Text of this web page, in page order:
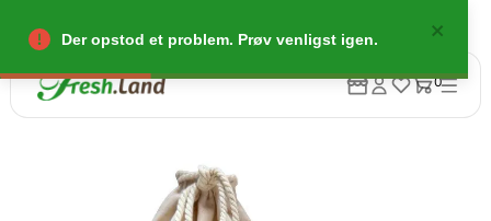
0
Tilbage
Der opstod et problem. Prøv venligst igen.